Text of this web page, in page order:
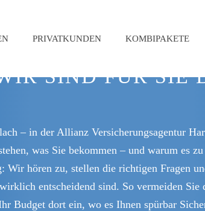
PRIVATKUNDEN KOMBIPAKETE
SIND FÜR SIE
– in der Allianz Versicherungsagentur
was Sie bekommen – und warum es
Wir hören zu, stellen die richtigen Fragen
entscheidend sind. So vermeiden
Budget dort ein, wo es Ihnen spürbar